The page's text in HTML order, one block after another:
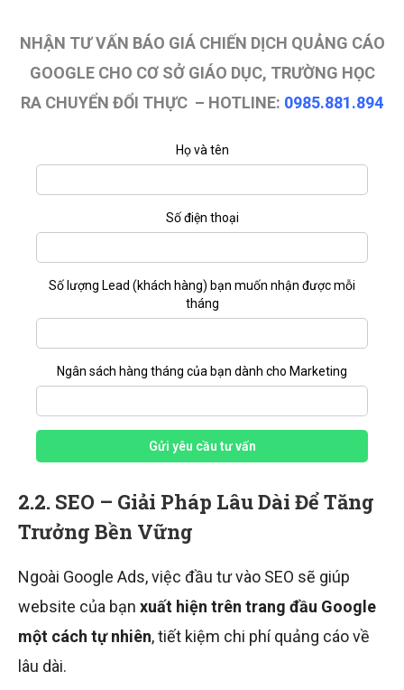
NHẬN TƯ VẤN BÁO GIÁ CHIẾN DỊCH QUẢNG CÁO
GOOGLE CHO CƠ SỞ GIÁO DỤC, TRƯỜNG HỌC
RA CHUYỂN ĐỔI THỰC – HOTLINE: 0985.881.894
Họ và tên
Số lượng Lead (khách hàng) bạn muốn nhận được mỗi
tháng
Ngân sách hàng tháng của bạn dành cho Marketing
Số điện thoại
Gửi yêu cầu tư vấn
2.2. SEO – Giải Pháp Lâu Dài Để Tăng
Trưởng Bền Vững
Ngoài Google Ads, việc đầu tư vào SEO sẽ giúp
website của bạn xuất hiện trên trang đầu Google
một cách tự nhiên, tiết kiệm chi phí quảng cáo về
lâu dài.